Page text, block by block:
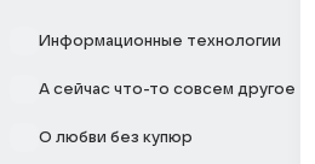
Информационные технологии
А сейчас что-то совсем другое
О любви без купюр